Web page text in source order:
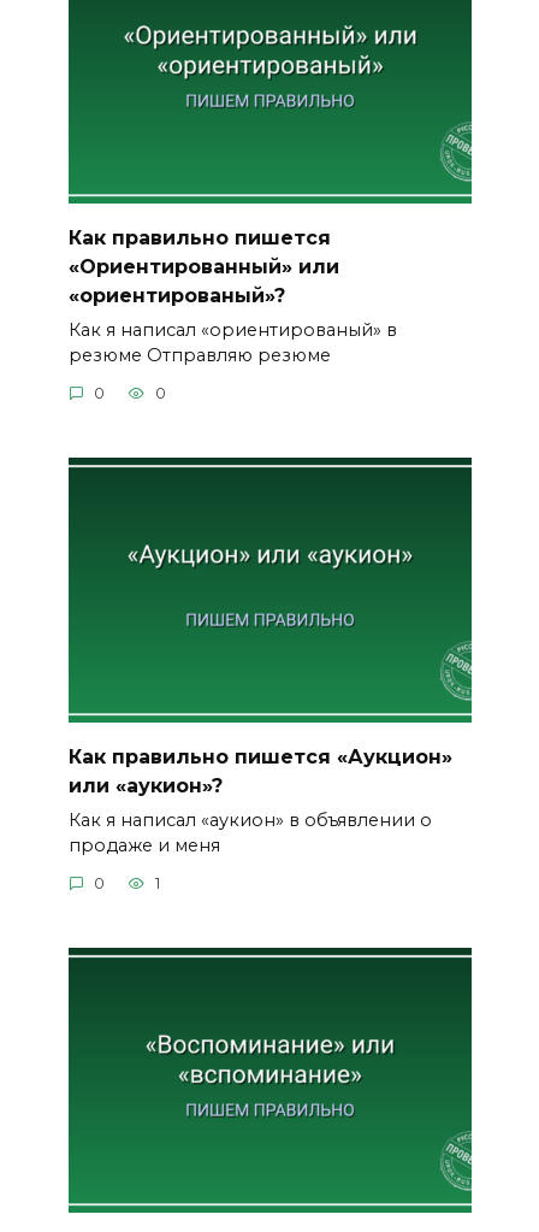
Как правильно пишется
«Ориентированный» или
«ориентированый»?
Как я написал «ориентированый» в
резюме Отправляю резюме
0 0
Как правильно пишется «Аукцион»
или «аукион»?
Как я написал «аукион» в объявлении о
продаже и меня
0 1